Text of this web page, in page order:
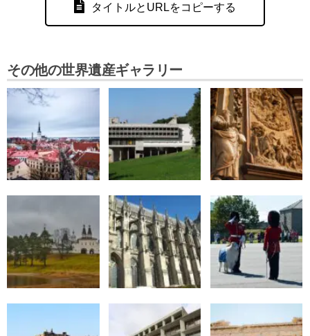
タイトルとURLをコピーする
その他の世界遺産ギャラリー